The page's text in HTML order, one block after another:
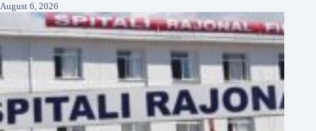
August 6, 2026